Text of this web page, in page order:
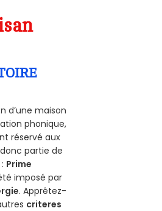
d’une maison
phonique,
réservé aux
partie de
Prime
imposé par
. Apprêtez-
criteres